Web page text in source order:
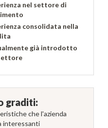
nel settore di
consolidata nella
già introdotto
graditi:
che l'azienda
interessanti